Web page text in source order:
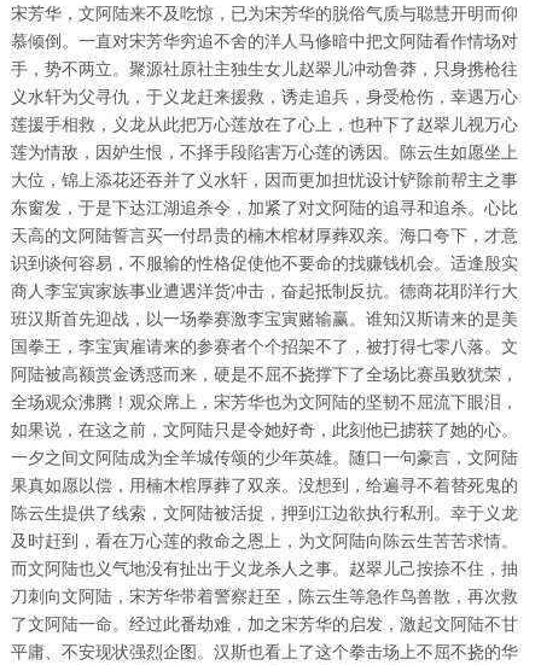
宋芳华，文阿陆来不及吃惊，已为宋芳华的脱俗气质与聪慧开明而仰
慕倾倒。一直对宋芳华穷追不舍的洋人马修暗中把文阿陆看作情场对
手，势不两立。聚源社原社主独生女儿赵翠儿冲动鲁莽，只身携枪往
义水轩为父寻仇，于义龙赶来援救，诱走追兵，身受枪伤，幸遇万心
莲援手相救，义龙从此把万心莲放在了心上，也种下了赵翠儿视万心
莲为情敌，因妒生恨，不择手段陷害万心莲的诱因。陈云生如愿坐上
大位，锦上添花还吞并了义水轩，因而更加担忧设计铲除前帮主之事
东窗发，于是下达江湖追杀令，加紧了对文阿陆的追寻和追杀。心比
天高的文阿陆誓言买一付昂贵的楠木棺材厚葬双亲。海口夸下，才意
识到谈何容易，不服输的性格促使他不要命的找赚钱机会。适逢殷实
商人李宝寅家族事业遭遇洋货冲击，奋起抵制反抗。德商花耶洋行大
班汉斯首先迎战，以一场拳赛激李宝寅赌输赢。谁知汉斯请来的是美
国拳王，李宝寅雇请来的参赛者个个招架不了，被打得七零八落。文
阿陆被高额赏金诱惑而来，硬是不屈不挠撑下了全场比赛虽败犹荣，
全场观众沸腾！观众席上，宋芳华也为文阿陆的坚韧不屈流下眼泪，
如果说，在这之前，文阿陆只是令她好奇，此刻他已掳获了她的心。
一夕之间文阿陆成为全羊城传颂的少年英雄。随口一句豪言，文阿陆
果真如愿以偿，用楠木棺厚葬了双亲。没想到，给遍寻不着替死鬼的
陈云生提供了线索，文阿陆被活捉，押到江边欲执行私刑。幸于义龙
及时赶到，看在万心莲的救命之恩上，为文阿陆向陈云生苦苦求情。
而文阿陆也义气地没有扯出于义龙杀人之事。赵翠儿己按捺不住，抽
刀刺向文阿陆，宋芳华带着警察赶至，陈云生等急作鸟兽散，再次救
了文阿陆一命。经过此番劫难，加之宋芳华的启发，激起文阿陆不甘
平庸、不安现状强烈企图。汉斯也看上了这个拳击场上不屈不挠的华